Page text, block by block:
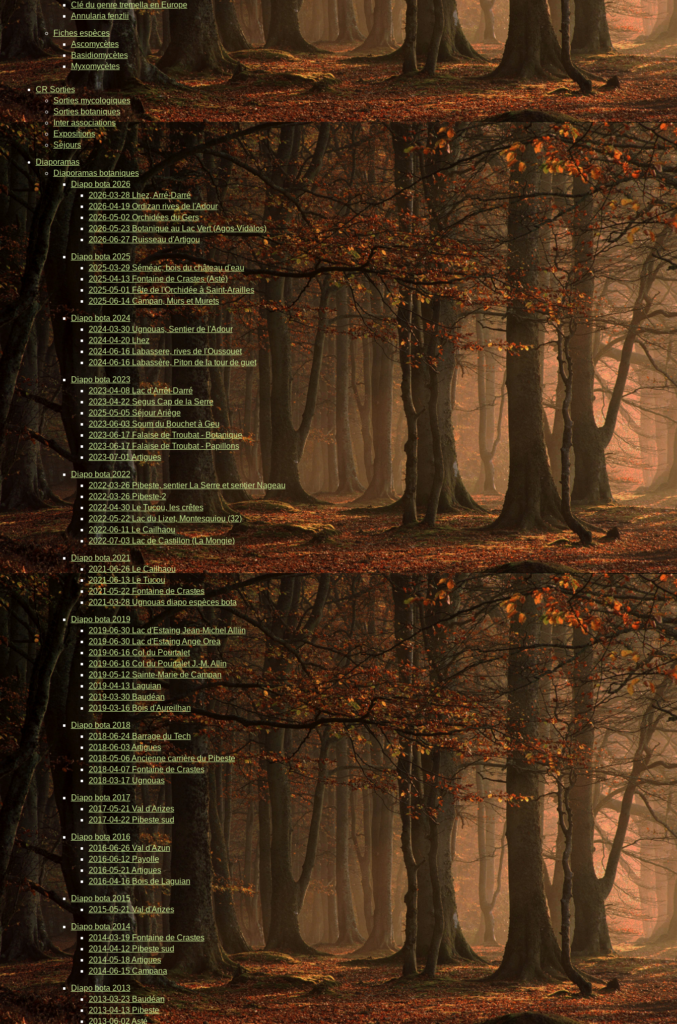
Clé du genre tremella en Europe
Annularia fenzlii
Fiches espèces
Ascomycètes
Basidiomycètes
Myxomycètes
CR Sorties
Sorties mycologiques
Sorties botaniques
Inter associations
Expositions
Séjours
Diaporamas
Diaporamas botaniques
Diapo bota 2026
2026-03-28 Lhez, Arré-Darré
2026-04-19 Ordizan rives de l'Adour
2026-05-02 Orchidées du Gers
2026-05-23 Botanique au Lac Vert (Agos-Vidalos)
2026-06-27 Ruisseau d'Artigou
Diapo bota 2025
2025-03-29 Séméac, bois du château d'eau
2025-04-13 Fontaine de Crastes (Asté)
2025-05-01 Fête de l'Orchidée à Saint-Arailles
2025-06-14 Campan, Murs et Murets
Diapo bota 2024
2024-03-30 Ugnouas, Sentier de l'Adour
2024-04-20 Lhez
2024-06-16 Labassere, rives de l'Oussouet
2024-06-16 Labassère, Piton de la tour de guet
Diapo bota 2023
2023-04-08 Lac d'Arrêt-Darré
2023-04-22 Segus Cap de la Serre
2025-05-05 Séjour Ariège
2023-06-03 Soum du Bouchet à Geu
2023-06-17 Falaise de Troubat - Botanique
2023-06-17 Falaise de Troubat - Papillons
2023-07-01 Artigues
Diapo bota 2022
2022-03-26 Pibeste, sentier La Serre et sentier Nageau
2022-03-26 Pibeste-2
2022-04-30 Le Tucou, les crêtes
2022-05-22 Lac du Lizet, Montesquiou (32)
2022-06-11 Le Cailhaou
2022-07-03 Lac de Castillon (La Mongie)
Diapo bota 2021
2021-06-26 Le Cailhaou
2021-06-13 Le Tucou
2021-05-22 Fontaine de Crastes
2021-03-28 Ugnouas diapo espèces bota
Diapo bota 2019
2019-06-30 Lac d'Estaing Jean-Michel Alliin
2019-06-30 Lac d'Estaing Ange Orea
2019-06-16 Col du Pourtalet
2019-06-16 Col du Pourtalet J.-M. Allin
2019-05-12 Sainte-Marie de Campan
2019-04-13 Laguian
2019-03-30 Baudéan
2019-03-16 Bois d'Aureilhan
Diapo bota 2018
2018-06-24 Barrage du Tech
2018-06-03 Artigues
2018-05-06 Ancienne carrière du Pibeste
2018-04-07 Fontaine de Crastes
2018-03-17 Ugnouas
Diapo bota 2017
2017-05-21 Val d'Arizes
2017-04-22 Pibeste sud
Diapo bota 2016
2016-06-26 Val d'Azun
2016-06-12 Payolle
2016-05-21 Artigues
2016-04-16 Bois de Laguian
Diapo bota 2015
2015-05-21 Val d'Arizes
Diapo bota 2014
2014-03-19 Fontaine de Crastes
2014-04-12 Pibeste sud
2014-05-18 Artigues
2014-06-15 Campana
Diapo bota 2013
2013-03-23 Baudéan
2013-04-13 Pibeste
2013-06-02 Asté